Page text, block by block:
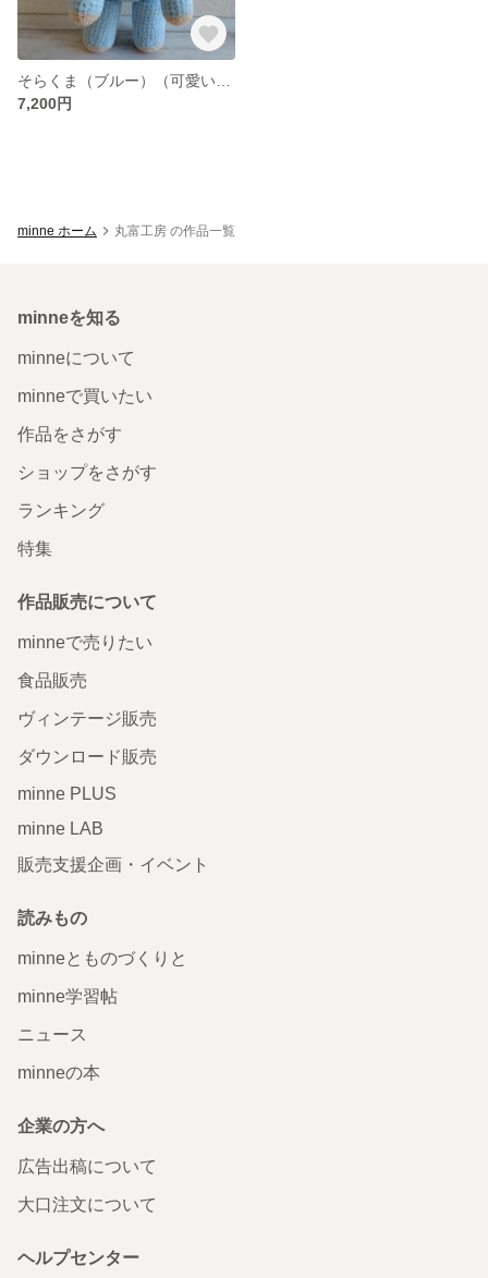
7,200円
minne ホーム 丸富工房 の作品一覧
minneを知る
minneについて
minneで買いたい
作品をさがす
ショップをさがす
ランキング
特集
作品販売について
minneで売りたい
食品販売
ヴィンテージ販売
ダウンロード販売
minne PLUS
minne LAB
販売支援企画・イベント
読みもの
minneとものづくりと
minne学習帖
ニュース
minneの本
企業の方へ
広告出稿について
大口注文について
ヘルプセンター